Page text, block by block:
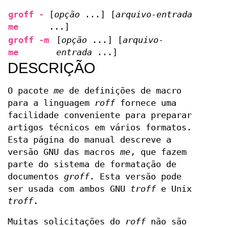
groff -
me
[opção ...] [arquivo-entrada
...]
groff -m
me
[opção ...] [arquivo-
entrada ...]
DESCRIÇÃO
O pacote me de definições de macro
para a linguagem rofffornece uma
facilidade conveniente para preparar
artigos técnicos em vários formatos.
Esta página do manual descreve a
versão GNU das macros me , que fazem
parte do sistema de formatação de
documentos groff. Esta versão pode
ser usada com ambos GNU troffe Unix
troff.
Muitas solicitações do roffnão são